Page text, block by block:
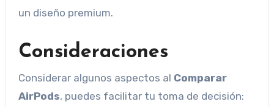
un diseño premium.
Consideraciones
Considerar algunos aspectos al Comparar
AirPods, puedes facilitar tu toma de decisión: